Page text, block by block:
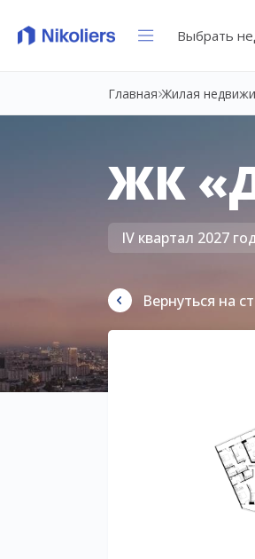
Выбрать
Главная Жилая
ЖК
IV квартал 2027
Вернуться на